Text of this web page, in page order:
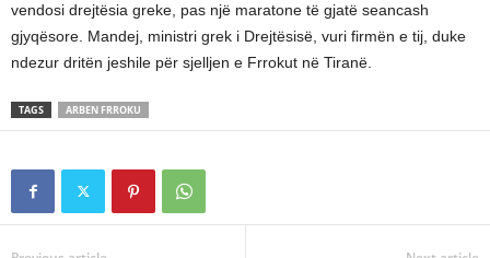
vendosi drejtësia greke, pas një maratone të gjatë seancash
gjyqësore. Mandej, ministri grek i Drejtësisë, vuri firmën e tij, duke
ndezur dritën jeshile për sjelljen e Frrokut në Tiranë.
TAGS ARBEN FRROKU